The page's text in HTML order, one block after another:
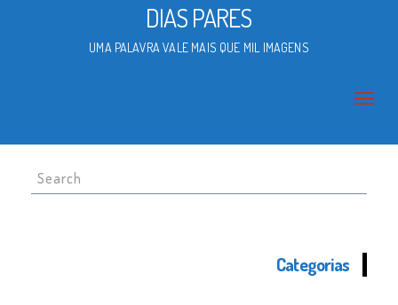
DIAS PARES
UMA PALAVRA VALE MAIS QUE MIL IMAGENS
Search
for:
Categorias